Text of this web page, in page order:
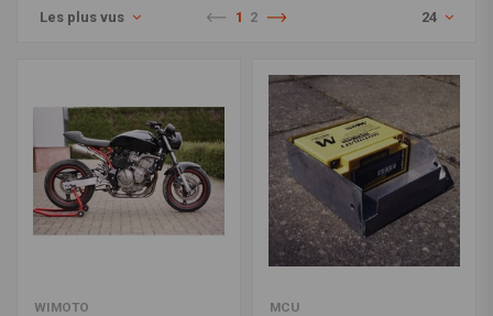
Les plus vus 1 2 24
WIMOTO MCU